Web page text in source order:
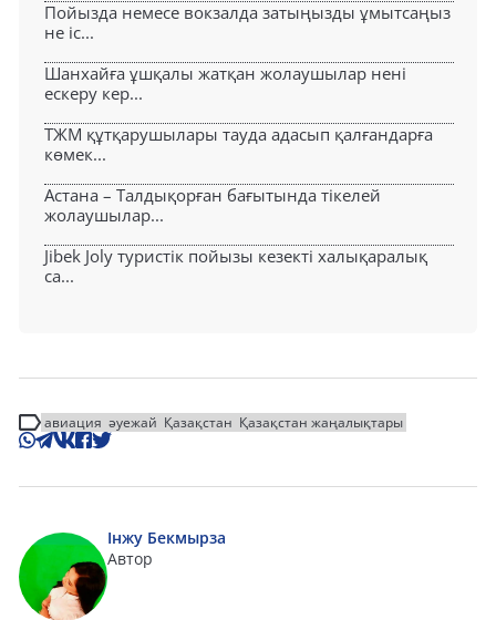
Пойызда немесе вокзалда затыңызды ұмытсаңыз
не іс...
Шанхайға ұшқалы жатқан жолаушылар нені
ескеру кер...
ТЖМ құтқарушылары тауда адасып қалғандарға
көмек...
Астана – Талдықорған бағытында тікелей
жолаушылар...
Jibek Joly туристік пойызы кезекті халықаралық
са...
авиация әуежай Қазақстан Қазақстан жаңалықтары
Інжу Бекмырза
Автор